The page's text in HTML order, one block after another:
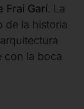
Frai Garí. La
de la historia
con la boca